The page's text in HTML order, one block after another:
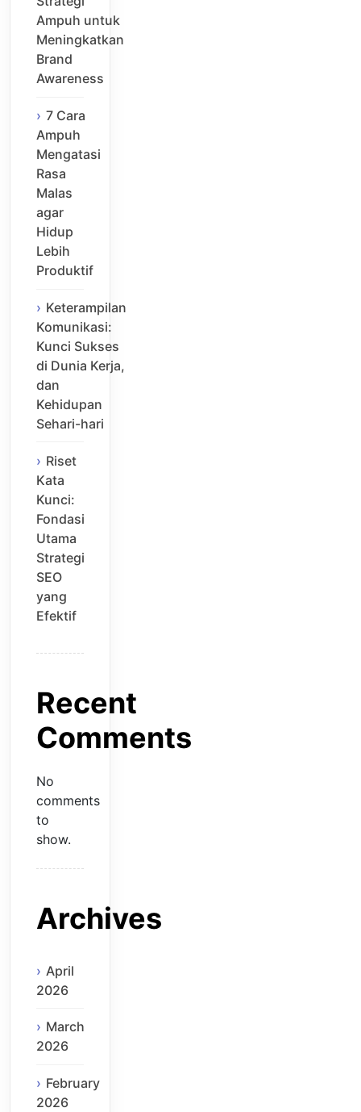
Ampuh untuk
Meningkatkan
Brand
Awareness
7 Cara
Ampuh
Mengatasi
Rasa
Malas
agar
Hidup
Lebih
Produktif
Keterampilan
Komunikasi:
Kunci Sukses
di Dunia Kerja,
dan
Kehidupan
Sehari-hari
Riset
Kata
Kunci:
Fondasi
Utama
Strategi
SEO
yang
Efektif
Recent
Comments
No
comments
to
show.
Archives
April
2026
March
2026
February
2026